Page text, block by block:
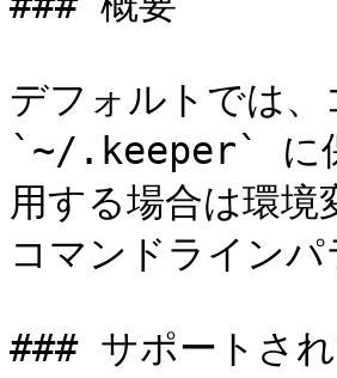
デフォルトでは
`~/.keeper` に保
用する場合は環
コマンドライン
### サポートさ